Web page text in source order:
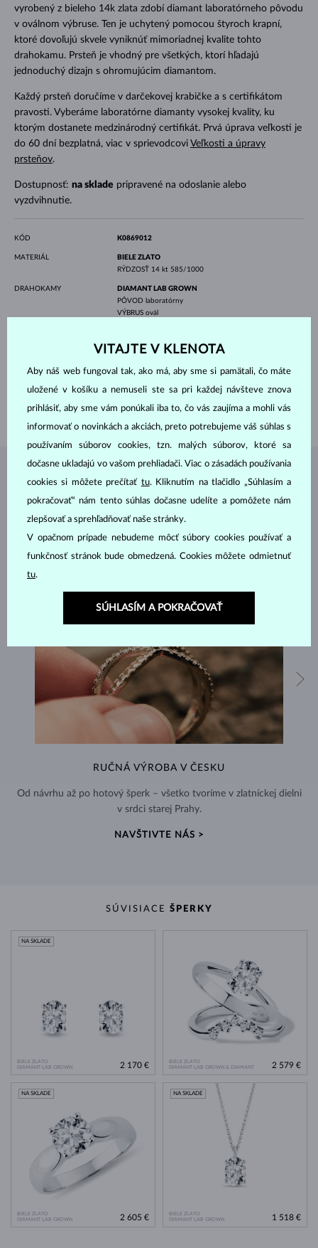
vyrobený z bieleho 14k zlata zdobí diamant laboratórneho pôvodu
v oválnom výbruse. Ten je uchytený pomocou štyroch krapní,
ktoré dovoľujú skvele vyniknúť mimoriadnej kvalite tohto
drahokamu. Prsteň je vhodný pre všetkých, ktorí hľadajú
jednoduchý dizajn s ohromujúcim diamantom.
Každý prsteň doručíme v darčekovej krabičke a s certifikátom
pravosti. Vyberáme laboratórne diamanty vysokej kvality, ku
ktorým dostanete medzinárodný certifikát. Prvá úprava veľkosti je
do 60 dní bezplatná, viac v sprievodcovi Veľkosti a úpravy
prsteňov.
Dostupnosť: na sklade pripravené na odoslanie alebo
vyzdvihnutie.
KÓD K0869012
MATERIÁL
BIELE ZLATO
RÝDZOSŤ 14 kt 585/1000
DRAHOKAMY
DIAMANT LAB GROWN
PÔVOD laboratórny
VÝBRUS ovál
ŠÍRKA
5.00 mm
VÁHA0.690 ct
ŠÍRKA 2.80 mm
VÁHA 2.20 g
ŠPERKY ZATELIÉRU KLENOTA
RUČNÁ VÝROBA V ČESKU
Od návrhu až po hotový šperk – všetko tvoríme v zlatníckej dielni
v srdci starej Prahy.
NAVŠTIVTE NÁS >
SÚVISIACE ŠPERKY
BIELE ZLATO
DIAMANT LAB GROWN
NA SKLADE
2 170 €
BIELE ZLATO
DIAMANT LAB GROWN & DIAMANT
2 579 €
BIELE ZLATO
DIAMANT LAB GROWN
NA SKLADE
2 605 €
BIELE ZLATO
DIAMANT LAB GROWN
NA SKLADE
1 518 €
VITAJTE V KLENOTA
Aby náš web fungoval tak, ako má, aby sme si pamätali, čo máte
uložené v košíku a nemuseli ste sa pri každej návšteve znova
prihlásiť, aby sme vám ponúkali iba to, čo vás zaujíma a mohli vás
informovať o novinkách a akciách, preto potrebujeme váš súhlas s
používaním súborov cookies, tzn. malých súborov, ktoré sa
dočasne ukladajú vo vašom prehliadači. Viac o zásadách používania
cookies si môžete prečítať tu. Kliknutím na tlačidlo „Súhlasím a
pokračovať“ nám tento súhlas dočasne udelíte a pomôžete nám
zlepšovať a sprehľadňovať naše stránky.
V opačnom prípade nebudeme môcť súbory cookies používať a
funkčnosť stránok bude obmedzená. Cookies môžete odmietnuť
tu.
SÚHLASÍM A POKRAČOVAŤ